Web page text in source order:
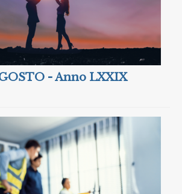
- Anno LXXIX